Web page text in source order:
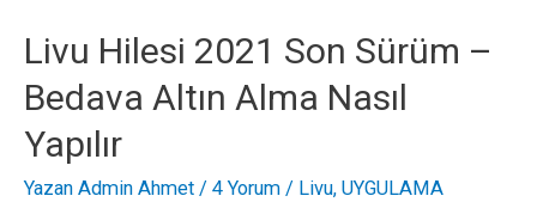
Bedava
Elmas
Alma
Livu Hilesi 2021 Son Sürüm –
Bedava Altın Alma Nasıl
Yapılır
Yazan Admin Ahmet / 4 Yorum / Livu, UYGULAMA